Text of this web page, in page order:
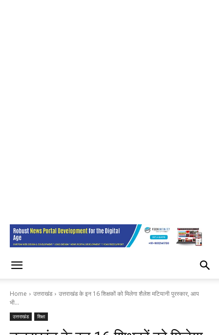
Home उत्तराखंड
उत्तराखंड के इन 16 शिक्षकों को मिलेगा शैलेश मटियानी पुरस्कार, आप
भी...
उत्तराखंड शिक्षा